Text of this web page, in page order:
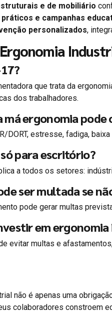
e de mobiliário
e campanhas
personalizados,
que trata da
dos trabalhadores.
má ergonomia pode
DORT, estresse, fadiga,
para escritório?
a todos os setores:
ser multada se
pode gerar multas
em
evitar multas e
não é apenas uma
colaboradores constroem